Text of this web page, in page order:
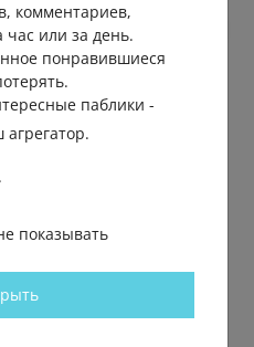
тут же сбежал обратно в
комментариев,
час или за день.
понравившиеся
паблики -
.
показывать